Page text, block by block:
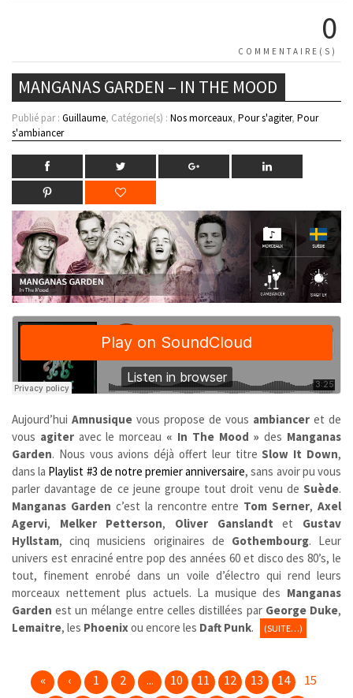
0
COMMENTAIRE(S)
MANGANAS GARDEN – IN THE MOOD
Publié par : Guillaume, Catégorie(s) : Nos morceaux, Pour s'agiter, Pour
s'ambiancer
Aujourd’hui Amnusique vous propose de vous ambiancer et de
vous agiteravec le morceau « In The Mood » des Manganas
Garden. Nous vous avions déjà offert leur titreSlow It Down,
dans la Playlist #3 de notre premier anniversaire, sans avoir pu vous
parler davantage de ce jeune groupe tout droit venu de Suède.
Manganas Garden c’est la rencontre entre Tom Serner, Axel
Agervi, Melker Petterson, Oliver Ganslandt et Gustav
Hyllstam, cinq musiciens originaires de Gothembourg. Leur
univers est enraciné entre pop des années 60 et disco des 80’s, le
tout, finement enrobé dans un voile d’électro qui rend leurs
morceaux nettement plus actuels. La musique des Manganas
Gardenest un mélange entre celles distillées par George Duke,
Lemaitre, les Phoenixou encore les Daft Punk. (SUITE…)
« ‹ 1 2 ... 10 11 12 13 14
15